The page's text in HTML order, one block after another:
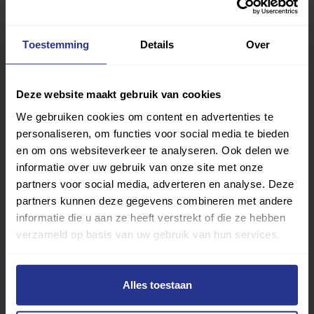
Toestemming Details Over
Deze website maakt gebruik van cookies
We gebruiken cookies om content en advertenties te
personaliseren, om functies voor social media te bieden
en om ons websiteverkeer te analyseren. Ook delen we
informatie over uw gebruik van onze site met onze
partners voor social media, adverteren en analyse. Deze
partners kunnen deze gegevens combineren met andere
informatie die u aan ze heeft verstrekt of die ze hebben
verzameld op basis van uw gebruik van hun services.
Alles toestaan